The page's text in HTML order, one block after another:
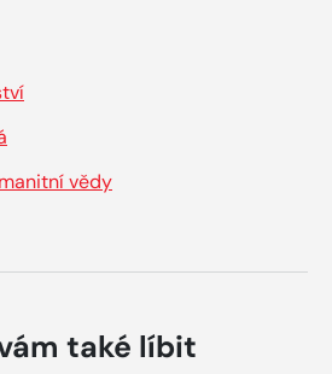
vědy
také líbit